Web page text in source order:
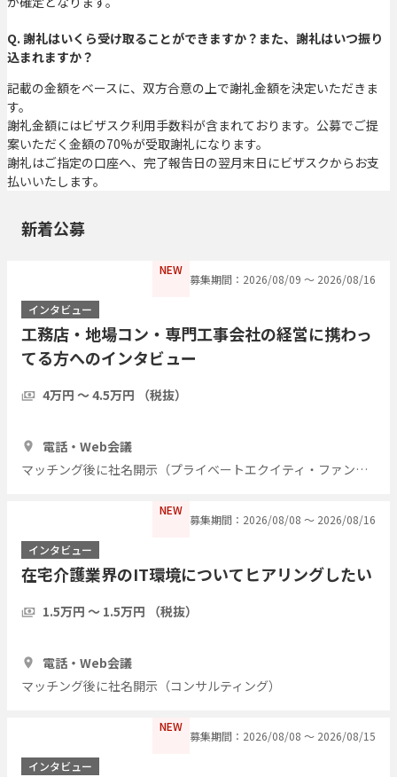
Q. 謝礼はいくら受け取ることができますか？また、謝礼はいつ振り
込まれますか？
記載の金額をベースに、双方合意の上で謝礼金額を決定いただきま
す。
謝礼金額にはビザスク利用手数料が含まれております。公募でご提
案いただく金額の70%が受取謝礼になります。
謝礼はご指定の口座へ、完了報告日の翌月末日にビザスクからお支
払いいたします。
新着公募
NEW
募集期間：2026/08/09 〜 2026/08/16
インタビュー
工務店・地場コン・専門工事会社の経営に携わっ
てる方へのインタビュー
4万円 〜 4.5万円 （税抜）
電話・Web会議
マッチング後に社名開示（プライベートエクイティ・ファンド）
NEW
募集期間：2026/08/08 〜 2026/08/16
インタビュー
在宅介護業界のIT環境についてヒアリングしたい
1.5万円 〜 1.5万円 （税抜）
電話・Web会議
マッチング後に社名開示（コンサルティング）
NEW
募集期間：2026/08/08 〜 2026/08/15
インタビュー